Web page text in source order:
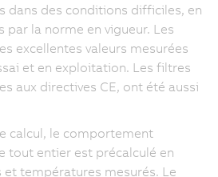
dans des conditions difficiles, en
par la norme en vigueur. Les
excellentes valeurs mesurées
et en exploitation. Les filtres
aux directives CE, ont été aussi
calcul, le comportement
tout entier est précalculé en
températures mesurés. Le